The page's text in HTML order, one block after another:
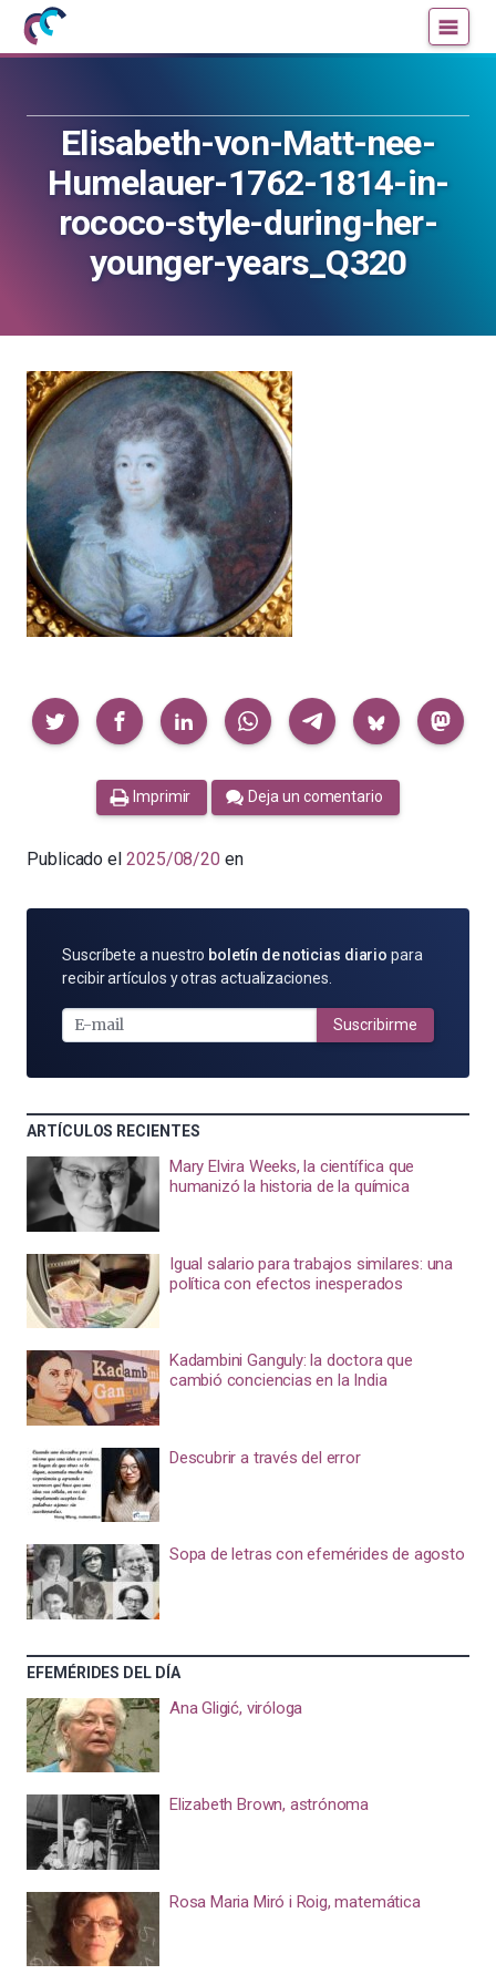
Mujeres
con
Cultura
Científica
blog
Cultura
Científica
Elisabeth-von-Matt-nee-
Humelauer-1762-1814-in-
rococo-style-during-her-
younger-years_Q320
Compartir
Imprimir Deja un comentario
Publicado el 2025/08/20 en
SUSCRÍBETE
POR
MAIL
Suscríbete a nuestro boletín de noticias diario para
recibir artículos y otras actualizaciones.
Suscribirme
ARTÍCULOS RECIENTES
Mary Elvira Weeks, la científica que
humanizó la historia de la química
Igual salario para trabajos similares: una
política con efectos inesperados
Kadambini Ganguly: la doctora que
cambió conciencias en la India
Descubrir a través del error
Sopa de letras con efemérides de agosto
EFEMÉRIDES DEL DÍA
Ana Gligić, viróloga
Elizabeth Brown, astrónoma
Rosa Maria Miró i Roig, matemática